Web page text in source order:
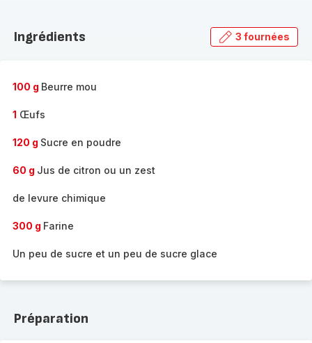
gamme
Ingrédients 3 fournées
100 g Beurre mou
1 Œufs
120 g Sucre en poudre
60 g Jus de citron ou un zest
de levure chimique
300 g Farine
Un peu de sucre et un peu de sucre glace
Préparation